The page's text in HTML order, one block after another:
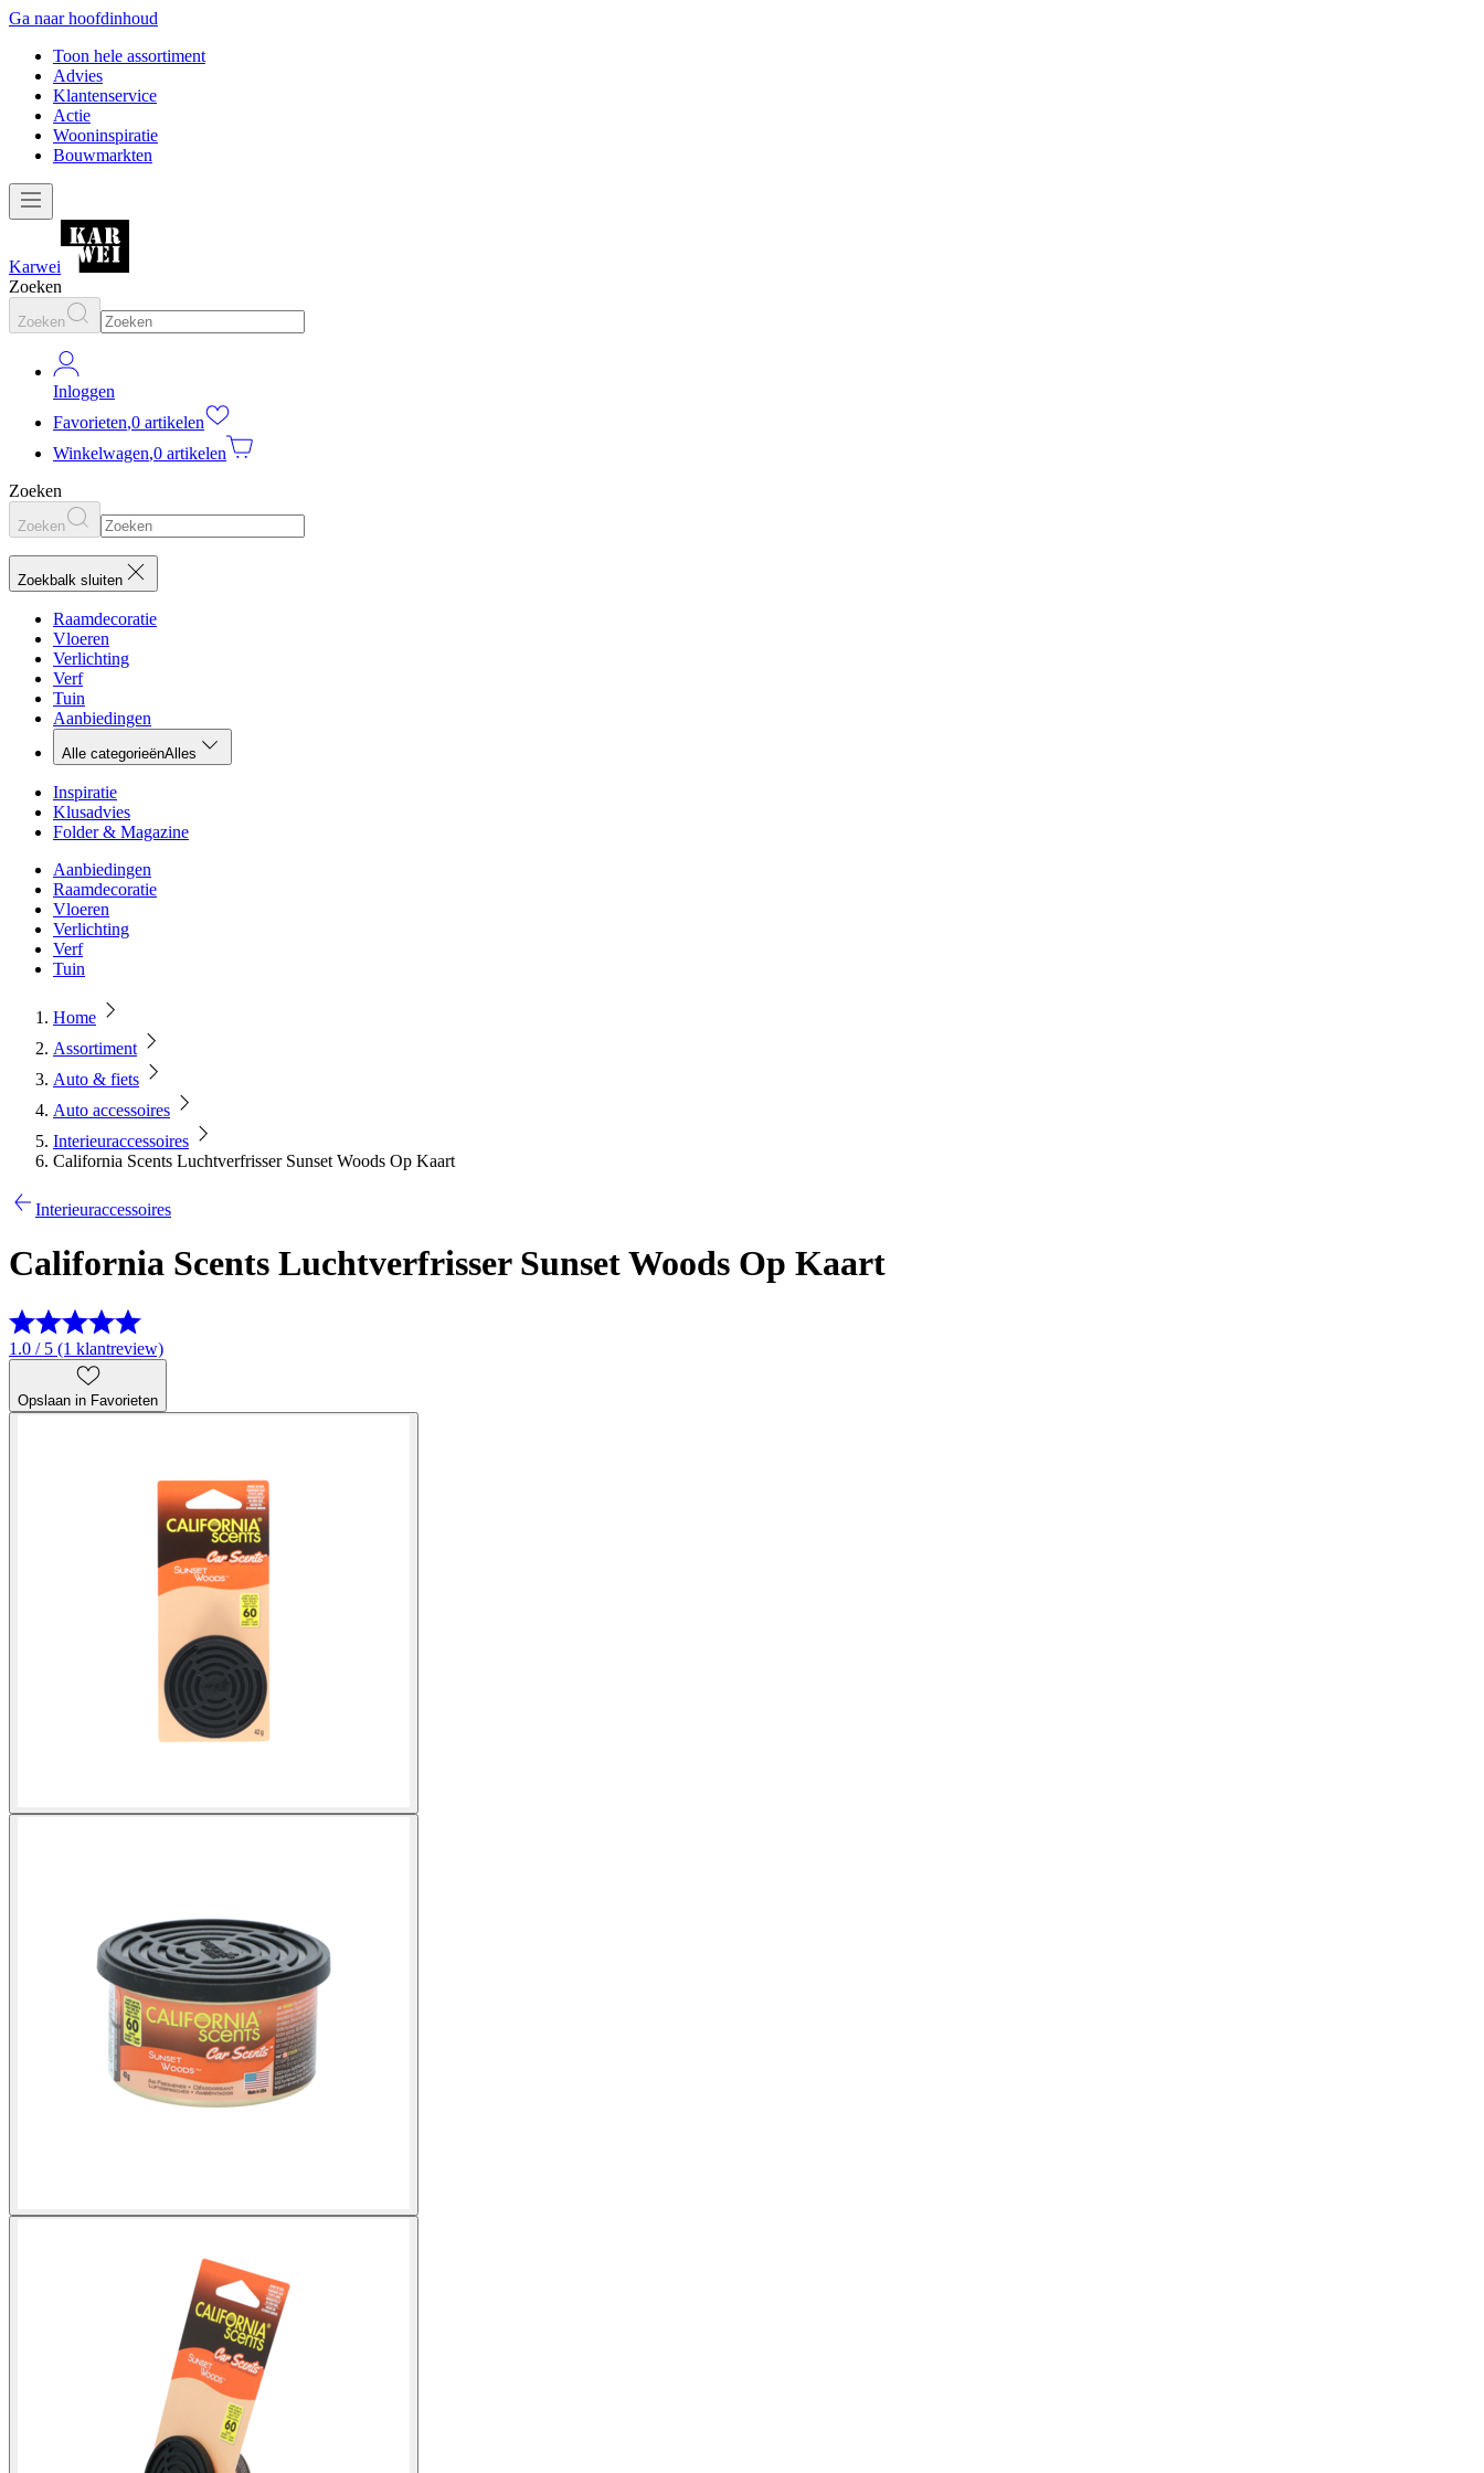
Ga naar hoofdinhoud
Toon hele assortiment
Advies
Klantenservice
Actie
Wooninspiratie
Bouwmarkten
Karwei
Zoeken
Zoeken
Inloggen
Favorieten,0 artikelen
Winkelwagen,0 artikelen
Zoeken
Zoeken
Zoekbalk sluiten
Raamdecoratie
Vloeren
Verlichting
Verf
Tuin
Aanbiedingen
Alle categorieënAlles
Inspiratie
Klusadvies
Folder & Magazine
Aanbiedingen
Raamdecoratie
Vloeren
Verlichting
Verf
Tuin
Home
Assortiment
Auto & fiets
Auto accessoires
Interieuraccessoires
California Scents Luchtverfrisser Sunset Woods Op Kaart
Interieuraccessoires
California Scents Luchtverfrisser Sunset Woods Op Kaart
1.0 / 5 (1 klantreview)
Opslaan in Favorieten